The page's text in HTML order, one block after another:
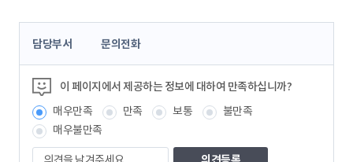
콘
츠
정
보
책
임
자
담당부서 문의전화
이 페이지에서 제공하는 정보에 대하여 만족하십니까?
매우만족
만족 보통
불만족
매우불만족
의